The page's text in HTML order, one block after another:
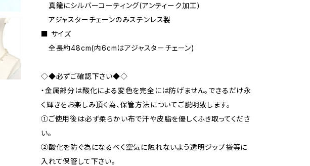
真鍮にシルバーコーティング(アンティーク加工)
アジャスターチェーンのみステンレス製
■ サイズ
全長約48cm(内6cmはアジャスターチェーン)
◇◆必ずご確認下さい◆◇
・金属部分は酸化による変色を完全には防げません。できるだけ永
く輝きをお楽しみ頂く為、保管方法についてご説明致します。
①ご使用後は必ず柔らかい布で汗や皮脂を優しくふき取ってくださ
い。
②酸化を防ぐ為になるべく空気に触れないよう透明ジップ袋等に
入れて保管して下さい。